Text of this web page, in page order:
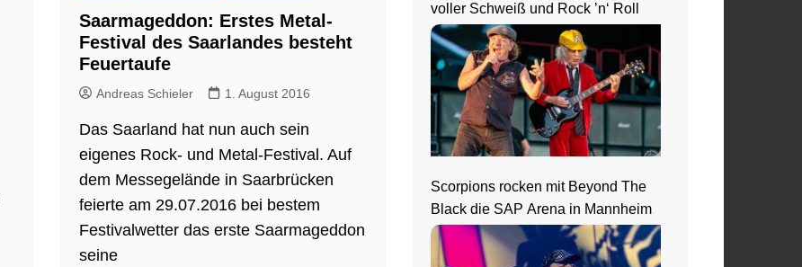
Saarmageddon: Erstes Metal-
Festival des Saarlandes besteht
Feuertaufe
Andreas Schieler 1. August 2016
Das Saarland hat nun auch sein
eigenes Rock- und Metal-Festival. Auf
dem Messegelände in Saarbrücken
feierte am 29.07.2016 bei bestem
Festivalwetter das erste Saarmageddon
seine
voller Schweiß und Rock ’n‘ Roll
Scorpions rocken mit Beyond The
Black die SAP Arena in Mannheim